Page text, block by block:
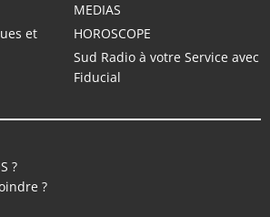
MEDIAS
et
HOROSCOPE
Sud Radio à votre Service avec
Fiducial
?
?